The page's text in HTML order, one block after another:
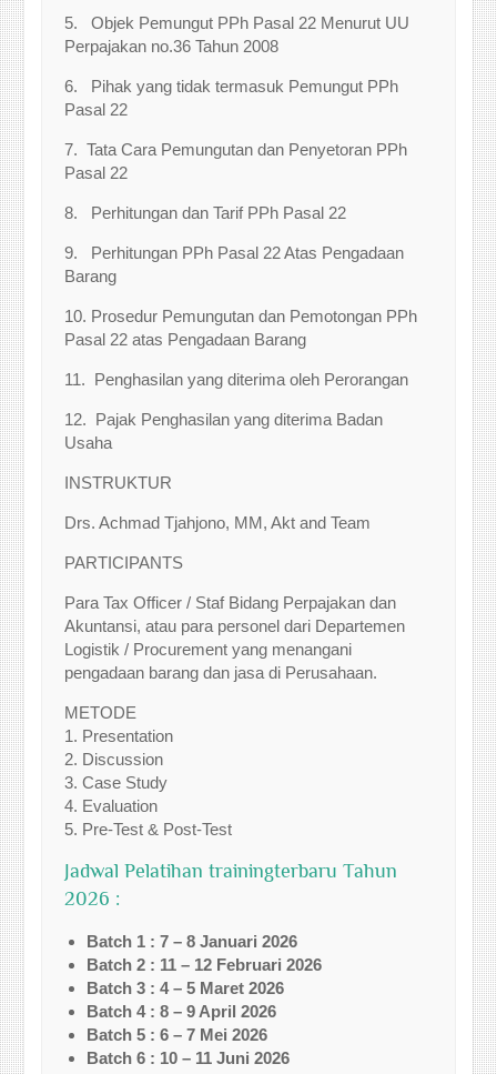
5. Objek Pemungut PPh Pasal 22 Menurut UU
Perpajakan no.36 Tahun 2008
6. Pihak yang tidak termasuk Pemungut PPh
Pasal 22
7. Tata Cara Pemungutan dan Penyetoran PPh
Pasal 22
8. Perhitungan dan Tarif PPh Pasal 22
9. Perhitungan PPh Pasal 22 Atas Pengadaan
Barang
10. Prosedur Pemungutan dan Pemotongan PPh
Pasal 22 atas Pengadaan Barang
11. Penghasilan yang diterima oleh Perorangan
12. Pajak Penghasilan yang diterima Badan
Usaha
INSTRUKTUR
Drs. Achmad Tjahjono, MM, Akt and Team
PARTICIPANTS
Para Tax Officer / Staf Bidang Perpajakan dan
Akuntansi, atau para personel dari Departemen
Logistik / Procurement yang menangani
pengadaan barang dan jasa di Perusahaan.
METODE
1. Presentation
2. Discussion
3. Case Study
4. Evaluation
5. Pre-Test & Post-Test
Jadwal Pelatihan trainingterbaru Tahun
2026 :
Batch 1 : 7 – 8 Januari 2026
Batch 2 : 11 – 12 Februari 2026
Batch 3 : 4 – 5 Maret 2026
Batch 4 : 8 – 9 April 2026
Batch 5 : 6 – 7 Mei 2026
Batch 6 : 10 – 11 Juni 2026